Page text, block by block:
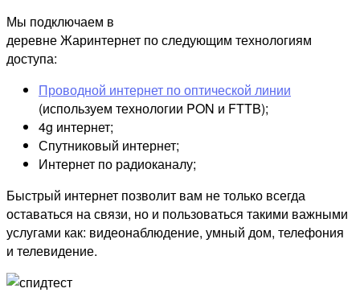
Мы подключаем в
деревне Жаринтернет по следующим технологиям
доступа:
Проводной интернет по оптической линии
(используем технологии PON и FTTB);
4g интернет;
Спутниковый интернет;
Интернет по радиоканалу;
Быстрый интернет позволит вам не только всегда
оставаться на связи, но и пользоваться такими важными
услугами как: видеонаблюдение, умный дом, телефония
и телевидение.